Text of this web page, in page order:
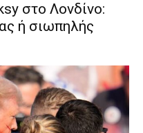
στο Λονδίνο:
ή σιωπηλής